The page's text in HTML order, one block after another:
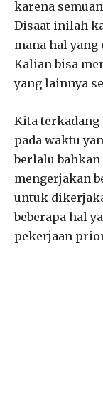
karena
Disaat inilah
mana hal
Kalian bisa
yang lainnya
Kita
pada waktu
berlalu
mengerjakan
untuk
beberapa hal
pekerjaan